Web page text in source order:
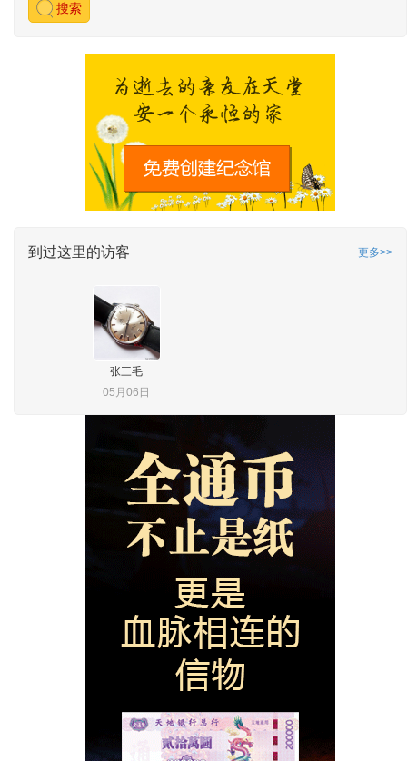
搜索
到过这里的访客 更多>>
张三毛
05月06日